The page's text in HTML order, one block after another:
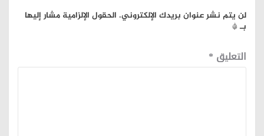
لن يتم نشر عنوان بريدك الإلكتروني. الحقول الإلزامية مشار إليها
بـ*
التعليق *